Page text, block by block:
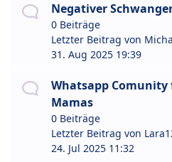
Negativer
0 Beiträge
Letzter Beitrag von
31. Aug 2025 19:39
Whatsapp Comunity
Mamas
0 Beiträge
Letzter Beitrag von
24. Jul 2025 11:32